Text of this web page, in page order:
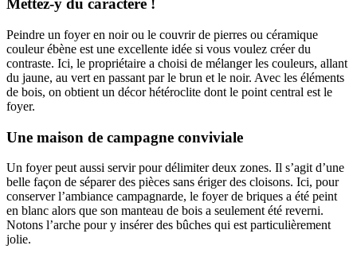
Mettez-y du caractère !
Peindre un foyer en noir ou le couvrir de pierres ou céramique
couleur ébène est une excellente idée si vous voulez créer du
contraste. Ici, le propriétaire a choisi de mélanger les couleurs, allant
du jaune, au vert en passant par le brun et le noir. Avec les éléments
de bois, on obtient un décor hétéroclite dont le point central est le
foyer.
Une maison de campagne conviviale
Un foyer peut aussi servir pour délimiter deux zones. Il s’agit d’une
belle façon de séparer des pièces sans ériger des cloisons. Ici, pour
conserver l’ambiance campagnarde, le foyer de briques a été peint
en blanc alors que son manteau de bois a seulement été reverni.
Notons l’arche pour y insérer des bûches qui est particulièrement
jolie.